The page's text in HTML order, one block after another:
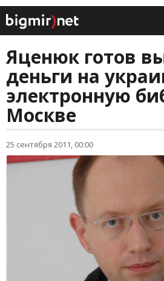
Яценюк готов
деньги на
электронную
Москве
25 сентября 2011, 00:00